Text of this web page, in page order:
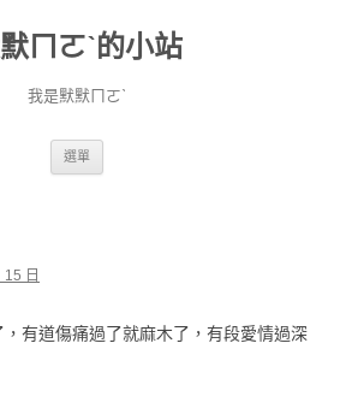
ㄇㄛˋ的小站
我是默默ㄇㄛˋ
選單
日
有道傷痛過了就麻木了，有段愛情過深